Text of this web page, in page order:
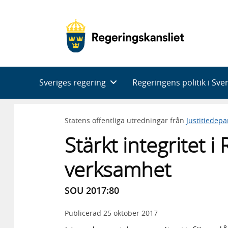
Sveriges regering Regeringens politik i
Statens offentliga utredningar från
Stärkt integritet i
verksamhet
SOU 2017:80
Publicerad 25 oktober 2017